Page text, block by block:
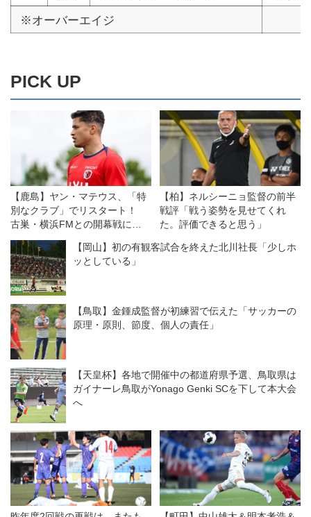
※オーバーエイジ
PICK UP
【鹿島】ヤン・マテウス、「特
別なクラブ」でリスタート！
古巣・横浜FMとの開幕戦に向
けては「感情的な試合になる」
が「勝利を求めたい！」
【柏】ネルシーニョ監督の前半
戦評「戦う姿勢を見せてくれ
た。評価できると思う」
【岡山】初の有観客試合を終えた北川社長「少しホ
ッとしている」
【鳥取】金鍾成監督が初練習で伝えた「サッカーの
原理・原則、節度、個人の責任」
【天皇杯】各地で開催中の都道府県予選、鳥取県は
ガイナーレ鳥取がYonago Genki SCを下して本大会
へ